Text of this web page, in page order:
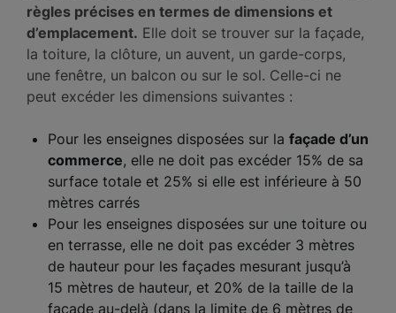
règles précises en termes de dimensions et
d’emplacement. Elle doit se trouver sur la façade,
la toiture, la clôture, un auvent, un garde-corps,
une fenêtre, un balcon ou sur le sol. Celle-ci ne
peut excéder les dimensions suivantes :
Pour les enseignes disposées sur la façade d’un
commerce, elle ne doit pas excéder 15% de sa
surface totale et 25% si elle est inférieure à 50
mètres carrés
Pour les enseignes disposées sur une toiture ou
en terrasse, elle ne doit pas excéder 3 mètres
de hauteur pour les façades mesurant jusqu’à
15 mètres de hauteur, et 20% de la taille de la
façade au-delà (dans la limite de 6 mètres de